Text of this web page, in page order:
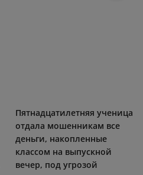
Пятнадцатилетняя ученица
отдала мошенникам все
деньги, накопленные
классом на выпускной
вечер, под угрозой